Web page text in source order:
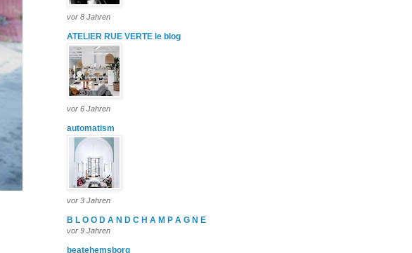
vor 8 Jahren
ATELIER RUE VERTE le blog
vor 6 Jahren
automatism
vor 3 Jahren
B L O O D A N D C H A M P A G N E
vor 9 Jahren
beatehemsborg